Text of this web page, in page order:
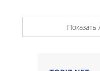
Показать